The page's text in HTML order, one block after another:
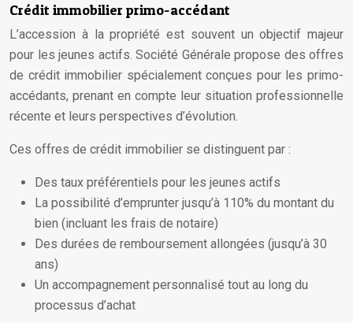
Crédit immobilier primo-accédant
L’accession à la propriété est souvent un objectif majeur
pour les jeunes actifs. Société Générale propose des offres
de crédit immobilier spécialement conçues pour les primo-
accédants, prenant en compte leur situation professionnelle
récente et leurs perspectives d’évolution.
Ces offres de crédit immobilier se distinguent par :
Des taux préférentiels pour les jeunes actifs
La possibilité d’emprunter jusqu’à 110% du montant du
bien (incluant les frais de notaire)
Des durées de remboursement allongées (jusqu’à 30
ans)
Un accompagnement personnalisé tout au long du
processus d’achat